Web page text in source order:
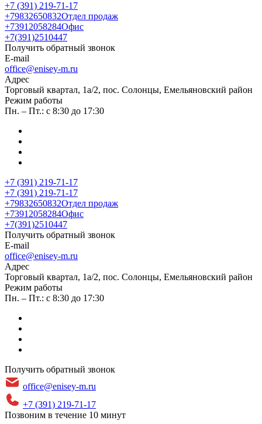
+7 (391) 219-71-17
+79832650832Отдел продаж
+73912058284Офис
+7(391)2510447
Получить обратный звонок
E-mail
office@enisey-m.ru
Адрес
​Торговый квартал, 1а/2, пос. Солонцы, Емельяновский район
Режим работы
Пн. – Пт.: с 8:30 до 17:30
+7 (391) 219-71-17
+7 (391) 219-71-17
+79832650832Отдел продаж
+73912058284Офис
+7(391)2510447
Получить обратный звонок
E-mail
office@enisey-m.ru
Адрес
​Торговый квартал, 1а/2, пос. Солонцы, Емельяновский район
Режим работы
Пн. – Пт.: с 8:30 до 17:30
Получить обратный звонок
office@enisey-m.ru
+7 (391) 219-71-17
Позвоним в течение 10 минут